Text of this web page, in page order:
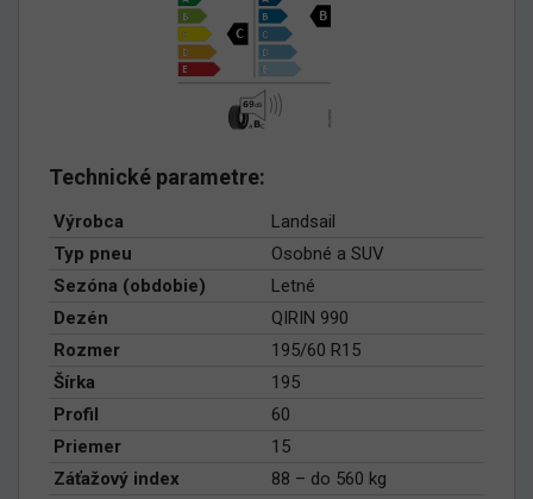
Technické parametre:
Výrobca
Landsail
Typ pneu
Osobné a SUV
Sezóna (obdobie)
Letné
Dezén
QIRIN 990
Rozmer
195/60 R15
Šírka
195
Profil
60
Priemer
15
Záťažový index
88 – do 560 kg